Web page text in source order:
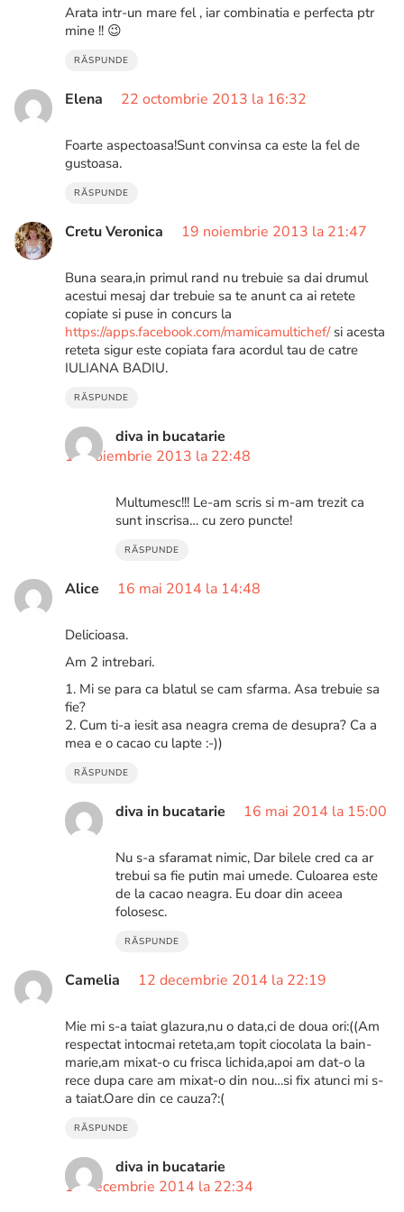
Arata intr-un mare fel , iar combinatia e perfecta ptr
mine !! 😉
RĂSPUNDE
Elena 22 octombrie 2013 la 16:32
Foarte aspectoasa!Sunt convinsa ca este la fel de
gustoasa.
RĂSPUNDE
Cretu Veronica 19 noiembrie 2013 la 21:47
Buna seara,in primul rand nu trebuie sa dai drumul
acestui mesaj dar trebuie sa te anunt ca ai retete
copiate si puse in concurs la
https://apps.facebook.com/mamicamultichef/si acesta
reteta sigur este copiata fara acordul tau de catre
IULIANA BADIU.
RĂSPUNDE
diva in bucatarie
19 noiembrie 2013 la 22:48
Multumesc!!! Le-am scris si m-am trezit ca
sunt inscrisa… cu zero puncte!
RĂSPUNDE
Alice 16 mai 2014 la 14:48
Delicioasa.
Am 2 intrebari.
1. Mi se para ca blatul se cam sfarma. Asa trebuie sa
fie?
2. Cum ti-a iesit asa neagra crema de desupra? Ca a
mea e o cacao cu lapte :-))
RĂSPUNDE
diva in bucatarie 16 mai 2014 la 15:00
Nu s-a sfaramat nimic, Dar bilele cred ca ar
trebui sa fie putin mai umede. Culoarea este
de la cacao neagra. Eu doar din aceea
folosesc.
RĂSPUNDE
Camelia 12 decembrie 2014 la 22:19
Mie mi s-a taiat glazura,nu o data,ci de doua ori:((Am
respectat intocmai reteta,am topit ciocolata la bain-
marie,am mixat-o cu frisca lichida,apoi am dat-o la
rece dupa care am mixat-o din nou…si fix atunci mi s-
a taiat.Oare din ce cauza?:(
RĂSPUNDE
diva in bucatarie
12 decembrie 2014 la 22:34